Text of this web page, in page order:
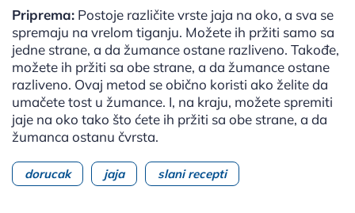
Priprema: Postoje različite vrste jaja na oko, a sva se
spremaju na vrelom tiganju. Možete ih pržiti samo sa
jedne strane, a da žumance ostane razliveno. Takođe,
možete ih pržiti sa obe strane, a da žumance ostane
razliveno. Ovaj metod se obično koristi ako želite da
umačete tost u žumance. I, na kraju, možete spremiti
jaje na oko tako što ćete ih pržiti sa obe strane, a da
žumanca ostanu čvrsta.
dorucak jaja slani recepti